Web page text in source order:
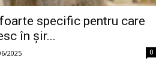
specific pentru care
în șir...
2025 0